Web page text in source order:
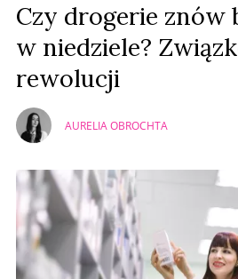
Czy drogerie znów
w niedziele?
rewolucji
AURELIA OBROCHTA